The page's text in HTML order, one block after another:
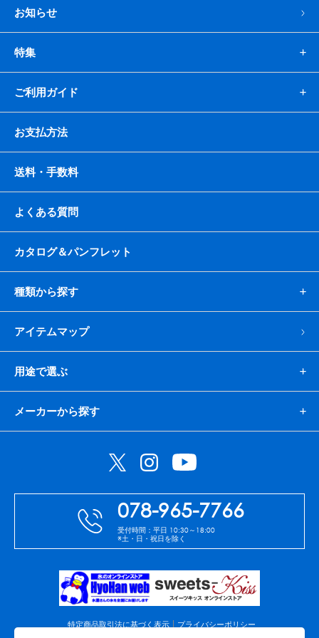
お知らせ
特集
ご利用ガイド
お支払方法
送料・手数料
よくある質問
カタログ＆パンフレット
種類から探す
アイテムマップ
用途で選ぶ
メーカーから探す
078-965-7766
受付時間：平日 10:30～18:00
※土・日・祝日を除く
特定商品取引法に基づく表示
プライバシーポリシー